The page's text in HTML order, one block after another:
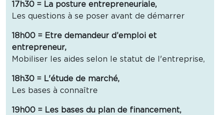
17h30 = La posture entrepreneuriale,
Les questions à se poser avant de démarrer
18h00 = Etre demandeur d’emploi et
entrepreneur,
Mobiliser les aides selon le statut de l'entreprise,
18h30 = L'étude de marché,
Les bases à connaître
19h00 = Les bases du plan de financement,